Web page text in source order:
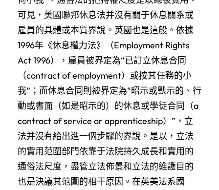
可見，美國聯邦休息法并沒有關于休息關系或
雇員的具體或本質界說。英國也是這般。依據
1996年《休息權力法》（Employment Rights
Act 1996），雇員被界定為“已訂立休息合同
（contract of employment）或按其任務的小
我”；而休息合同則被界定為“昭示或默示的、行
動或書面（如是昭示的）的休息或學徒合同（a
contract of service or apprenticeship）”，立
法并沒有給出進一個步驟的界說。是以，立法
的實用范圍部門依靠于法院持久成長和實用的
通俗法尺度，盡管立法佈景和立法的維護目的
也是決議其范圍的相干原因。在英美法系國